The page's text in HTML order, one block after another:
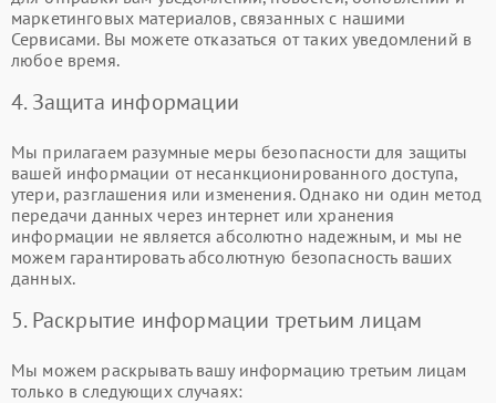
маркетинговых материалов, связанных с нашими
Сервисами. Вы можете отказаться от таких уведомлений в
любое время.
4. Защита информации
Мы прилагаем разумные меры безопасности для защиты
вашей информации от несанкционированного доступа,
утери, разглашения или изменения. Однако ни один метод
передачи данных через интернет или хранения
информации не является абсолютно надежным, и мы не
можем гарантировать абсолютную безопасность ваших
данных.
5. Раскрытие информации третьим лицам
Мы можем раскрывать вашу информацию третьим лицам
только в следующих случаях: